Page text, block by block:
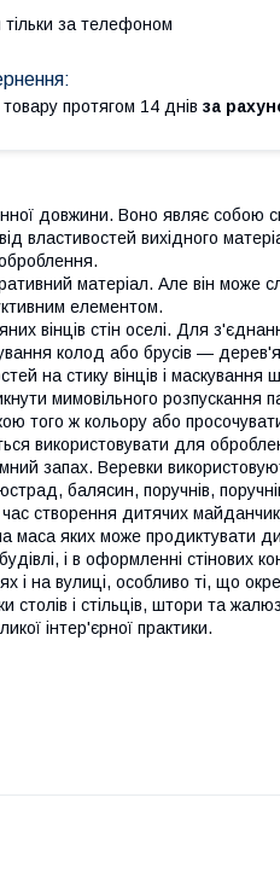
за телефоном
протягом 14 днів за
довжини. Воно являє собою
властивостей вихідного
матеріал. Але він може
елементом.
вінців стін оселі. Для
колод або брусів —
на стику вінців і маскування
мимовільного розпускання
того ж кольору або
використовувати для
запах. Веревки
балясин, поручнів,
створення дитячих
маса яких може продиктувати
і в оформленні стінових
і на вулиці, особливо ті, що
столів і стільців, штори та
інтер'єрної практики.